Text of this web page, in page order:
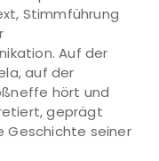
Stimmführung
Auf der
auf der
hört und
geprägt
Geschichte seiner